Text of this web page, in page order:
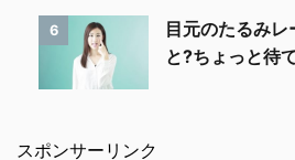
6
目元のたるみ
と?ちょっと待
スポンサーリンク